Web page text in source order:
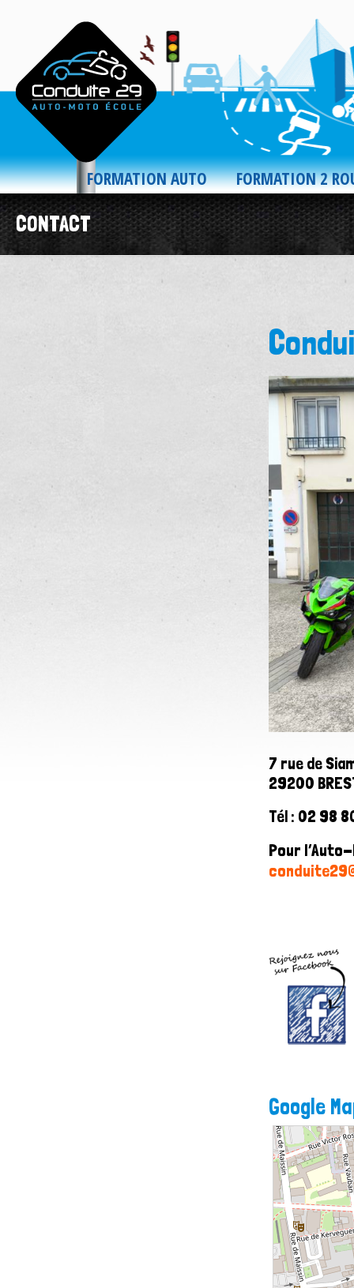
FORMATION AUTO FORMATION 2
CONTACT
7 rue de
29200
Tél : 02 98
Pour
Google